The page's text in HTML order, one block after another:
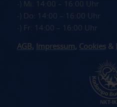
-) Mi: 14:00 – 16:00 Uhr
-) Do: 14:00 – 16:00 Uhr
-) Fr: 14:00 – 16:00 Uhr
AGB , Impressum, Cookies&